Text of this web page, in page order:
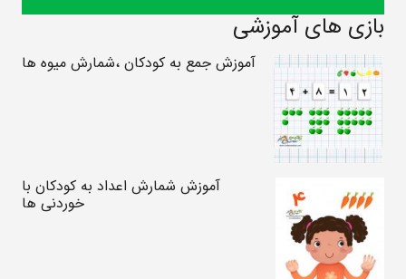
بازی های آموزشی
آموزش جمع به کودکان ،شمارش میوه ها
آموزش شمارش اعداد به کودکان با
خوردنی ها